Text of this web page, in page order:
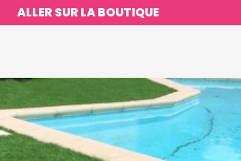
ALLER SUR LA BOUTIQUE